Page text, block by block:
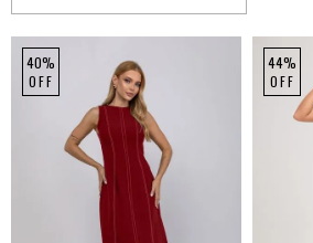
40%
OFF
44%
OFF